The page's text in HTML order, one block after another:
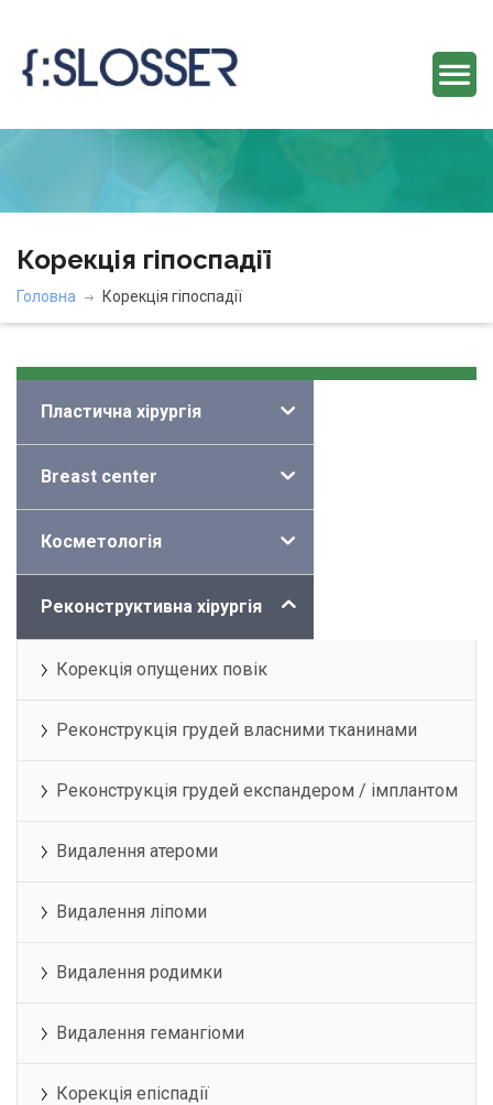
Корекція гіпоспадії
Головна Корекція гіпоспадії
Категорії
Пластична хірургія
Breast center
Косметологія
Реконструктивна хірургія
Корекція опущених повік
Реконструкція грудей власними тканинами
Реконструкція грудей експандером / імплантом
Видалення атероми
Видалення ліпоми
Видалення родимки
Видалення гемангіоми
Корекція епіспадії